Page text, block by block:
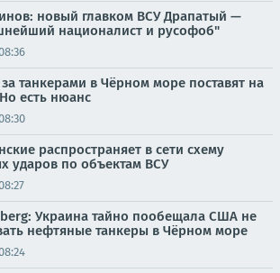
новый главком ВСУ Драпатый —
националист и русофоб"
танкерами в Чёрном море поставят на
есть нюанс
распространяет в сети схему
ударов по объектам ВСУ
Украина тайно пообещала США не
нефтяные танкеры в Чёрном море